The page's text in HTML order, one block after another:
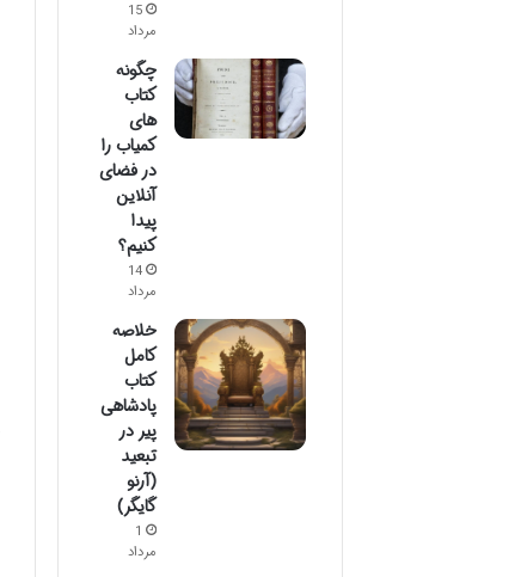
15
مرداد
چگونه
کتاب
های
کمیاب را
در فضای
آنلاین
پیدا
کنیم؟
14
مرداد
خلاصه
کامل
کتاب
پادشاهی
پیر در
تبعید
(آرنو
گایگر)
1
مرداد